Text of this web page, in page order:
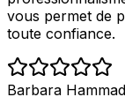
vous permet de
toute confiance.
Barbara